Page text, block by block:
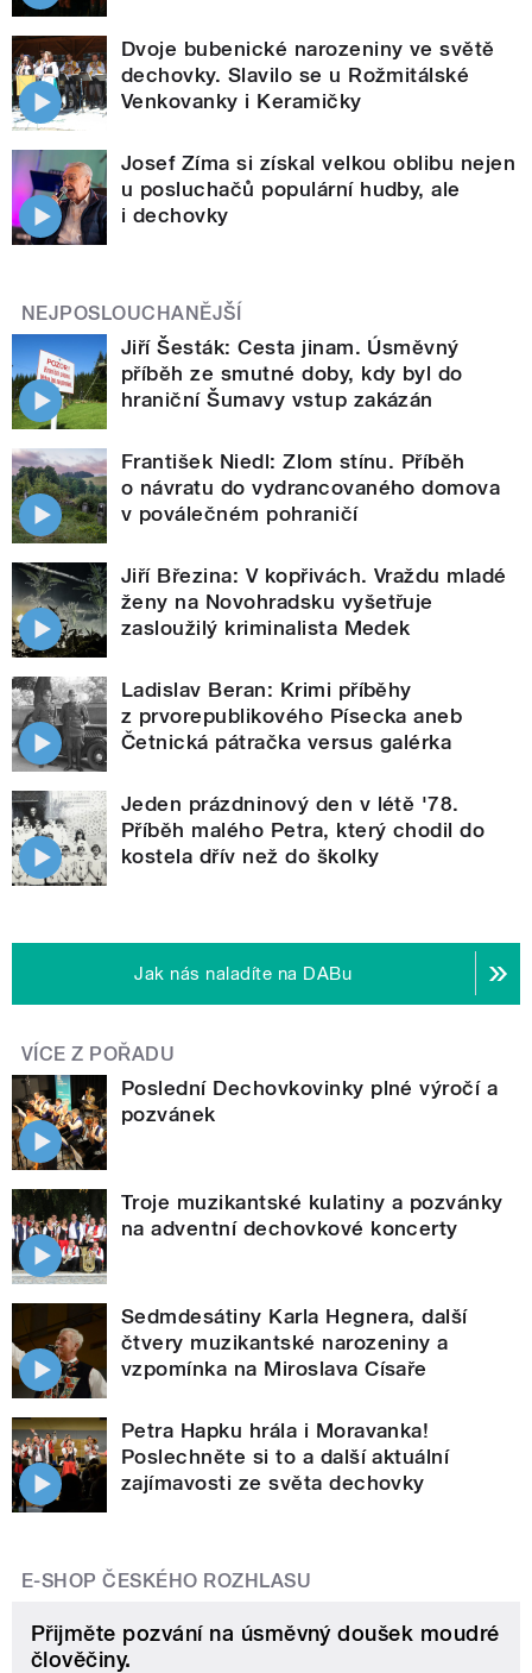
Dvoje bubenické narozeniny ve světě
dechovky. Slavilo se u Rožmitálské
Venkovanky i Keramičky
Josef Zíma si získal velkou oblibu nejen
u posluchačů populární hudby, ale
i dechovky
NEJPOSLOUCHANĚJŠÍ
Jiří Šesták: Cesta jinam. Úsměvný
příběh ze smutné doby, kdy byl do
hraniční Šumavy vstup zakázán
František Niedl: Zlom stínu. Příběh
o návratu do vydrancovaného domova
v poválečném pohraničí
Jiří Březina: V kopřivách. Vraždu mladé
ženy na Novohradsku vyšetřuje
zasloužilý kriminalista Medek
Ladislav Beran: Krimi příběhy
z prvorepublikového Písecka aneb
Četnická pátračka versus galérka
Jeden prázdninový den v létě '78.
Příběh malého Petra, který chodil do
kostela dřív než do školky
Jak nás naladíte na DABu
VÍCE Z POŘADU
Poslední Dechovkovinky plné výročí a
pozvánek
Troje muzikantské kulatiny a pozvánky
na adventní dechovkové koncerty
Sedmdesátiny Karla Hegnera, další
čtvery muzikantské narozeniny a
vzpomínka na Miroslava Císaře
Petra Hapku hrála i Moravanka!
Poslechněte si to a další aktuální
zajímavosti ze světa dechovky
E-SHOP ČESKÉHO ROZHLASU
Přijměte pozvání na úsměvný doušek moudré
člověčiny.